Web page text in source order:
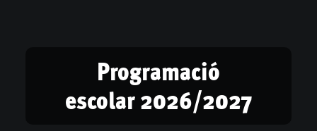
Programació
escolar 2026/2027